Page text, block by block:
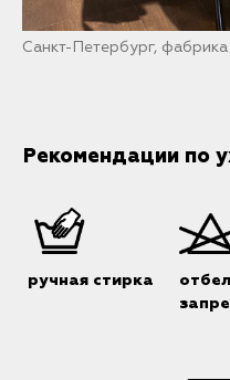
Санкт-Петербург,
Рекомендации по
ручная стирка